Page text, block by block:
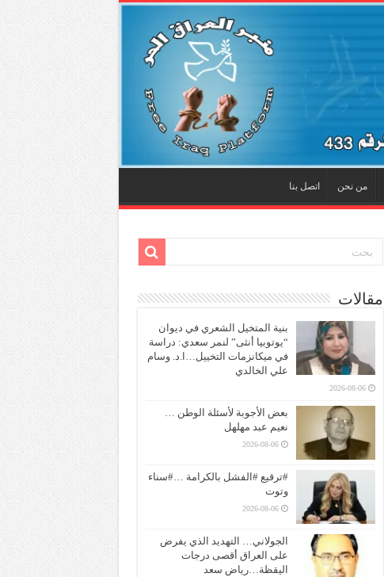
من نحن اتصل بنا
مقالات
بنية المتخيل الشعري في ديوان
“يوتوبيا أنثى” لنمر سعدي: دراسة
في ميكانزمات التخييل…ا.د. وسام
علي الخالدي
2026-08-06
بعض الأجوبة لأسئلة الوطن …
نعيم عبد مهلهل
2026-08-06
#ترقيع #الفشل بالكرامة …#سناء
وتوت
2026-08-06
الجولاني… التهديد الذي يفرض
على العراق أقصى درجات
اليقظة…رياض سعد